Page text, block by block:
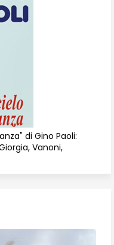
di Gino Paoli:
Vanoni,